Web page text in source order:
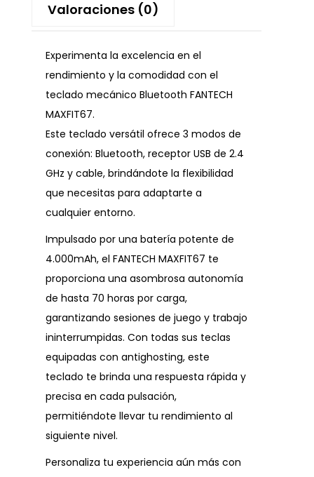
Valoraciones (0)
Experimenta la excelencia en el
rendimiento y la comodidad con el
teclado mecánico Bluetooth FANTECH
MAXFIT67.
Este teclado versátil ofrece 3 modos de
conexión: Bluetooth, receptor USB de 2.4
GHz y cable, brindándote la flexibilidad
que necesitas para adaptarte a
cualquier entorno.
Impulsado por una batería potente de
4.000mAh, el FANTECH MAXFIT67 te
proporciona una asombrosa autonomía
de hasta 70 horas por carga,
garantizando sesiones de juego y trabajo
ininterrumpidas. Con todas sus teclas
equipadas con antighosting, este
teclado te brinda una respuesta rápida y
precisa en cada pulsación,
permitiéndote llevar tu rendimiento al
siguiente nivel.
Personaliza tu experiencia aún más con